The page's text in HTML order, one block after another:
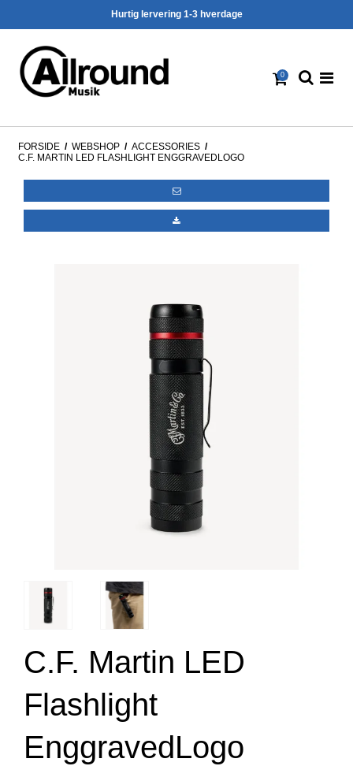
Hurtig lervering 1-3 hverdage
0
FORSIDE / WEBSHOP / ACCESSORIES /
C.F. MARTIN LED FLASHLIGHT ENGGRAVEDLOGO
C.F. Martin LED
Flashlight
EnggravedLogo